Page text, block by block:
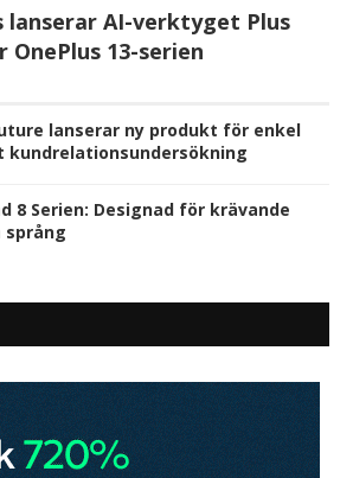
lanserar AI-verktyget Plus
OnePlus 13-serien
lanserar ny produkt för enkel
kundrelationsundersökning
8 Serien: Designad för krävande
språng